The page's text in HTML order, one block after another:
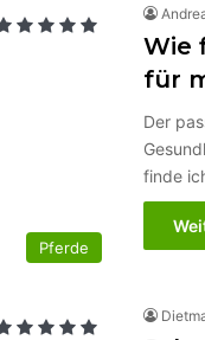
Pferde
Wie
für
Der
finde